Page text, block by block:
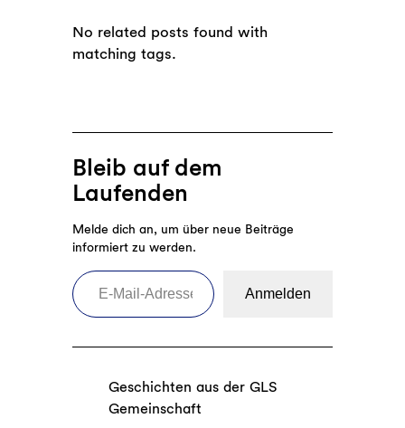
No related posts found with
matching tags.
Bleib auf dem
Laufenden
Melde dich an, um über neue Beiträge
informiert zu werden.
E-Mail-Adresse eingeben
Anmelden
Geschichten aus der GLS
Gemeinschaft